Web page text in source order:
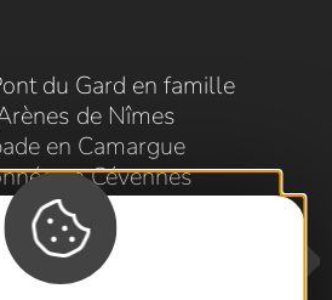
du Gard en famille
de Nîmes
en Camargue
en Cévennes